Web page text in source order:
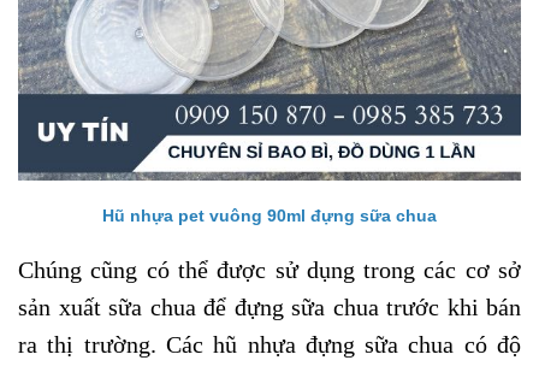
Hũ nhựa pet vuông 90ml đựng sữa chua
Chúng cũng có thể được sử dụng trong các cơ sở
sản xuất sữa chua để đựng sữa chua trước khi bán
ra thị trường. Các hũ nhựa đựng sữa chua có độ